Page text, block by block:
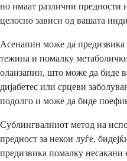
но имаат различни предности
целосно зависи од вашата
Асенапин може да предизвика
тежина и помалку
оланзапин, што може да биде
дијабетес или срцеви
подолго и може да биде
Сублингвалниот метод на
предност за некои луѓе,
предизвика помалку несакани